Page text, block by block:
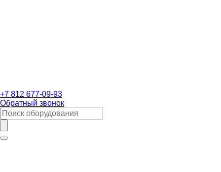
+7 812 677-09-93
Обратный звонок